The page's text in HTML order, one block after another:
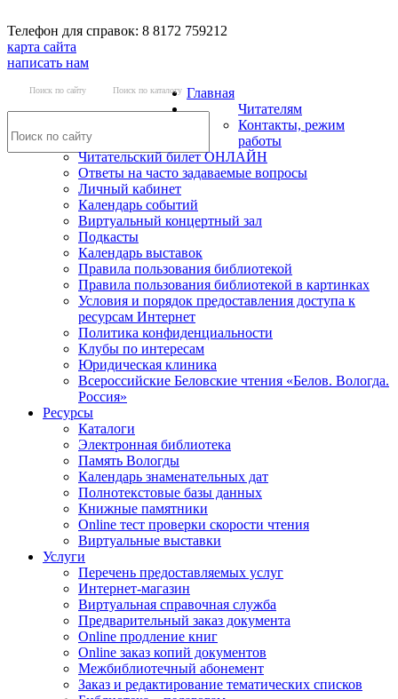
Телефон для справок: 8 8172 759212
карта сайта
написать нам
Поиск по сайту Поиск по каталогу Главная
Читателям
Контакты, режим
работы
Читательский билет ОНЛАЙН
Ответы на часто задаваемые вопросы
Личный кабинет
Календарь событий
Виртуальный концертный зал
Подкасты
Календарь выставок
Правила пользования библиотекой
Правила пользования библиотекой в картинках
Условия и порядок предоставления доступа к
ресурсам Интернет
Политика конфиденциальности
Клубы по интересам
Юридическая клиника
Всероссийские Беловские чтения «Белов. Вологда.
Россия»
Ресурсы
Каталоги
Электронная библиотека
Память Вологды
Календарь знаменательных дат
Полнотекстовые базы данных
Книжные памятники
Online тест проверки скорости чтения
Виртуальные выставки
Услуги
Перечень предоставляемых услуг
Интернет-магазин
Виртуальная справочная служба
Предварительный заказ документа
Online продление книг
Online заказ копий документов
Межбиблиотечный абонемент
Заказ и редактирование тематических списков